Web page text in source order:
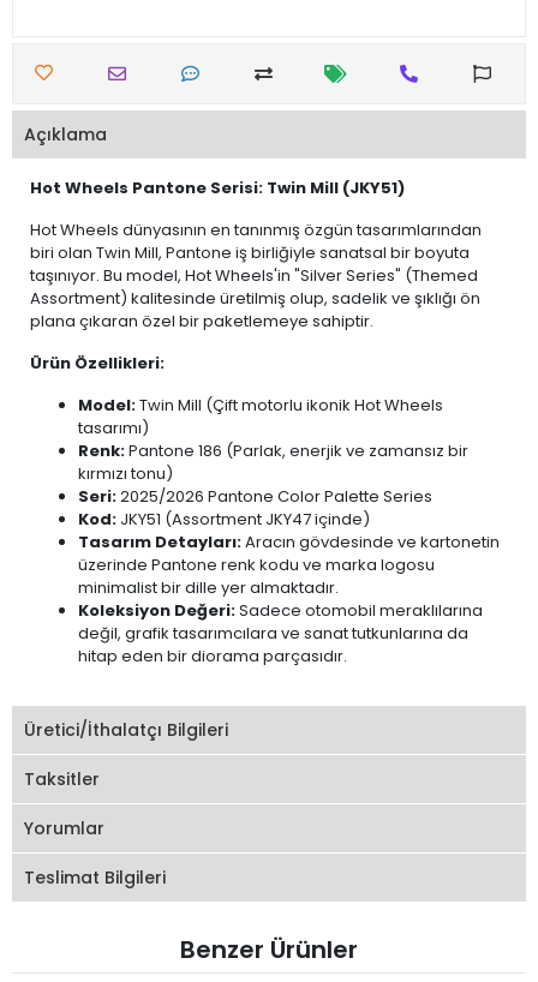
Açıklama
Hot Wheels Pantone Serisi: Twin Mill (JKY51)
Hot Wheels dünyasının en tanınmış özgün tasarımlarından
biri olan Twin Mill, Pantone iş birliğiyle sanatsal bir boyuta
taşınıyor. Bu model, Hot Wheels'in "Silver Series" (Themed
Assortment) kalitesinde üretilmiş olup, sadelik ve şıklığı ön
plana çıkaran özel bir paketlemeye sahiptir.
Ürün Özellikleri:
Model:Twin Mill (Çift motorlu ikonik Hot Wheels
tasarımı)
Renk:Pantone 186 (Parlak, enerjik ve zamansız bir
kırmızı tonu)
Seri:2025/2026 Pantone Color Palette Series
Kod: JKY51 (Assortment JKY47 içinde)
Tasarım Detayları:Aracın gövdesinde ve kartonetin
üzerinde Pantone renk kodu ve marka logosu
minimalist bir dille yer almaktadır.
Koleksiyon Değeri:Sadece otomobil meraklılarına
değil, grafik tasarımcılara ve sanat tutkunlarına da
hitap eden bir diorama parçasıdır.
Üretici/İthalatçı Bilgileri
Taksitler
Yorumlar
Teslimat Bilgileri
Benzer Ürünler